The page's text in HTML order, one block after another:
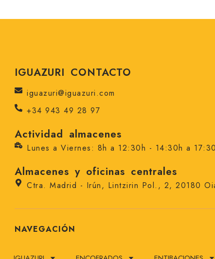
IGUAZURI CONTACTO
iguazuri@iguazuri.com
+34 943 49 28 97
Actividad almacenes
Lunes a Viernes: 8h a 12:30h - 14:30h a
Almacenes y oficinas centrales
Ctra. Madrid - Irún, Lintzirin Pol., 2, 20180
NAVEGACIÓN